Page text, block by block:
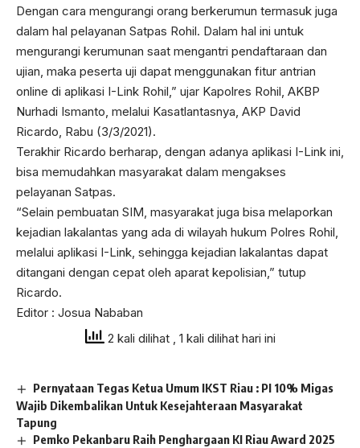
Dengan cara mengurangi orang berkerumun termasuk juga
dalam hal pelayanan Satpas Rohil. Dalam hal ini untuk
mengurangi kerumunan saat mengantri pendaftaraan dan
ujian, maka peserta uji dapat menggunakan fitur antrian
online di aplikasi I-Link Rohil,” ujar Kapolres Rohil, AKBP
Nurhadi Ismanto, melalui Kasatlantasnya, AKP David
Ricardo, Rabu (3/3/2021).
Terakhir Ricardo berharap, dengan adanya aplikasi I-Link ini,
bisa memudahkan masyarakat dalam mengakses
pelayanan Satpas.
“Selain pembuatan SIM, masyarakat juga bisa melaporkan
kejadian lakalantas yang ada di wilayah hukum Polres Rohil,
melalui aplikasi I-Link, sehingga kejadian lakalantas dapat
ditangani dengan cepat oleh aparat kepolisian,” tutup
Ricardo.
Editor : Josua Nababan
2 kali dilihat
, 1 kali dilihat hari ini
Pernyataan Tegas Ketua Umum IKST Riau : PI 10% Migas
Wajib Dikembalikan Untuk Kesejahteraan Masyarakat
Tapung
Pemko Pekanbaru Raih Penghargaan KI Riau Award 2025